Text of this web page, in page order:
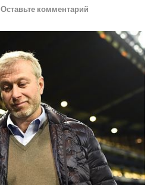
Оставьте комментарий